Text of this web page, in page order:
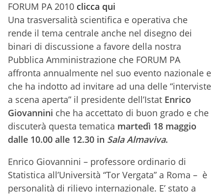
FORUM PA 2010 clicca qui
Una trasversalità scientifica e operativa che
rende il tema centrale anche nel disegno dei
binari di discussione a favore della nostra
Pubblica Amministrazione che FORUM PA
affronta annualmente nel suo evento nazionale e
che ha indotto ad invitare ad una delle “interviste
a scena aperta” il presidente dell’Istat Enrico
Giovannini che ha accettato di buon grado e che
discuterà questa tematica martedì 18 maggio
dalle 10.00 alle 12.30 in Sala Almaviva.
Enrico Giovannini – professore ordinario di
Statistica all’Università “Tor Vergata” a Roma – è
personalità di rilievo internazionale. E’ stato a